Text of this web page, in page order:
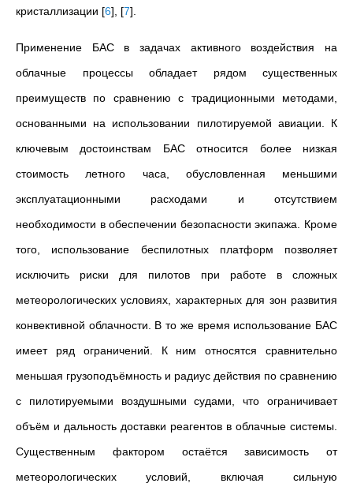
кристаллизации [6], [7].
Применение БАС в задачах активного воздействия на
облачные процессы обладает рядом существенных
преимуществ по сравнению с традиционными методами,
основанными на использовании пилотируемой авиации. К
ключевым достоинствам БАС относится более низкая
стоимость летного часа, обусловленная меньшими
эксплуатационными расходами и отсутствием
необходимости в обеспечении безопасности экипажа. Кроме
того, использование беспилотных платформ позволяет
исключить риски для пилотов при работе в сложных
метеорологических условиях, характерных для зон развития
конвективной облачности. В то же время использование БАС
имеет ряд ограничений. К ним относятся сравнительно
меньшая грузоподъёмность и радиус действия по сравнению
с пилотируемыми воздушными судами, что ограничивает
объём и дальность доставки реагентов в облачные системы.
Существенным фактором остаётся зависимость от
метеорологических условий, включая сильную